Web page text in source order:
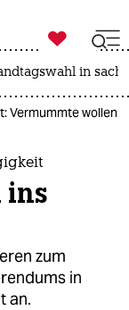

taz zahl ich
in
Vermummte wollen
ins
zum
in
an.